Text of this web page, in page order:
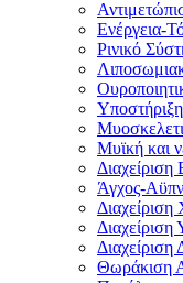
Eνέργεια-
Ρινικό
Μυϊκή και
Άγχος-
Διαχείριση
Θωράκιση